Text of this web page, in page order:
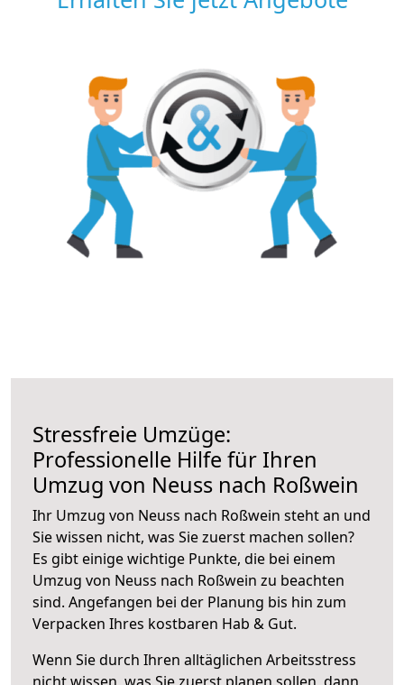
Stressfreie Umzüge:
Professionelle Hilfe für Ihren
Umzug von Neuss nach Roßwein
Ihr Umzug von Neuss nach Roßwein steht an und
Sie wissen nicht, was Sie zuerst machen sollen?
Es gibt einige wichtige Punkte, die bei einem
Umzug von Neuss nach Roßwein zu beachten
sind. Angefangen bei der Planung bis hin zum
Verpacken Ihres kostbaren Hab & Gut.
Wenn Sie durch Ihren alltäglichen Arbeitsstress